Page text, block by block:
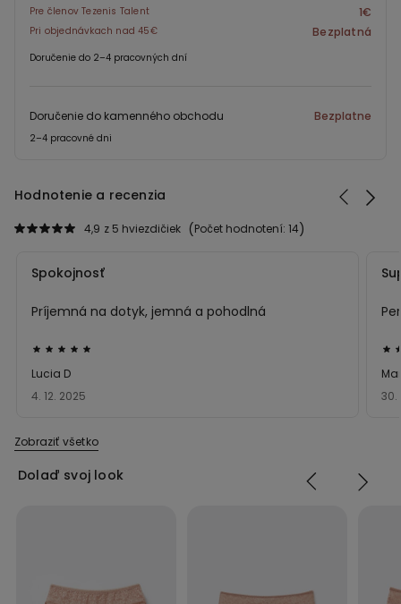
Pre členov Tezenis Talent 1€
Pri objednávkach nad 45€ Bezplatná
Doručenie do 2–4 pracovných dní
Doručenie do kamenného obchodu Bezplatne
2–4 pracovné dni
Hodnotenie a recenzia
Počet hodnotení: 14
4,9 z 5 hviezdičiek
Hodnotenie:
5
z 5
4. 12. 2025
Lucia D
Spokojnosť
Príjemná na dotyk, jemná a pohodlná
5
z 5
30.
Zobraziť všetko
Dolaď svoj look